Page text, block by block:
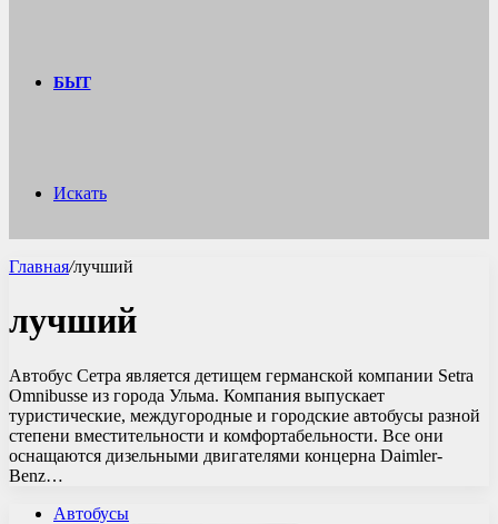
БЫТ
Искать
Главная/лучший
лучший
Автобус Сетра является детищем германской компании Setra
Omnibusse из города Ульма. Компания выпускает
туристические, междугородные и городские автобусы разной
степени вместительности и комфортабельности. Все они
оснащаются дизельными двигателями концерна Daimler-
Benz…
Автобусы